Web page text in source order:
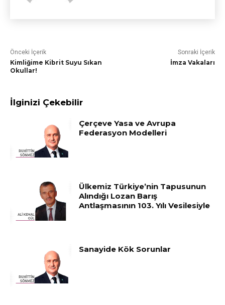
Önceki İçerik
Kimliğime Kibrit Suyu Sıkan
Okullar!
Sonraki İçerik
İmza Vakaları
İlginizi Çekebilir
Çerçeve Yasa ve Avrupa
Federasyon Modelleri
Ülkemiz Türkiye’nin Tapusunun
Alındığı Lozan Barış
Antlaşmasının 103. Yılı Vesilesiyle
Sanayide Kök Sorunlar